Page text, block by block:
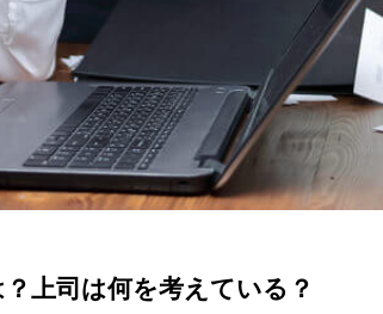
上司は何を考えている？